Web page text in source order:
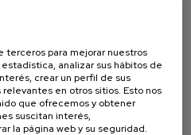
mayores
que hemos puesto en
mejoras en el
y en el equilibrio de las
terceros para mejorar nuestros
analizar sus hábitos de
crear un perfil de sus
en otros sitios. Esto nos
que ofrecemos y obtener
suscitan interés,
la página web y su seguridad.